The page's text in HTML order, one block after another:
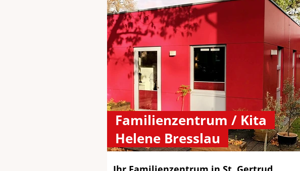
Familienzentrum / Kita
Helene Bresslau